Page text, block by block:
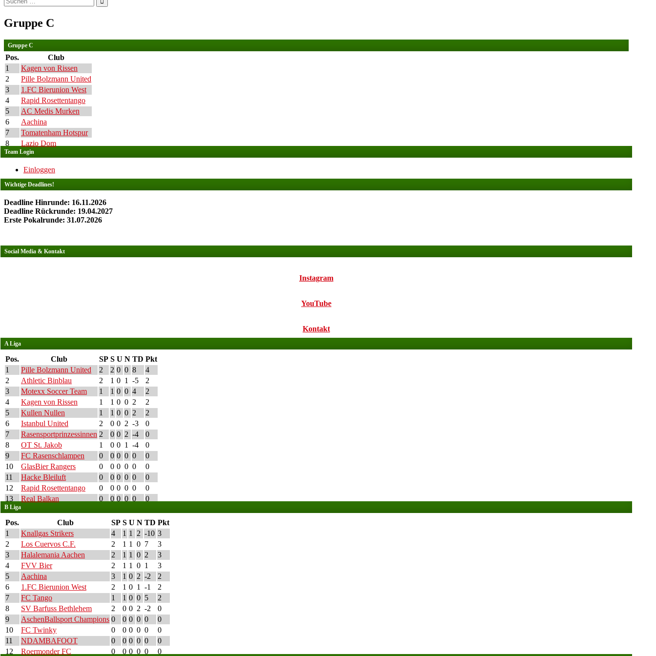
nach:
Gruppe C
Gruppe C
Pos.
Club
1
Kagen von Rissen
2
Pille Bolzmann United
3
1.FC Bierunion West
4
Rapid Rosettentango
5
AC Medis Murken
6
Aachina
7
Tomatenham Hotspur
8
Lazio Dom
Team Login
Einloggen
Wichtige Deadlines!
Deadline Hinrunde: 16.11.2026
Deadline Rückrunde: 19.04.2027
Erste Pokalrunde: 31.07.2026
Social Media & Kontakt
Instagram
YouTube
Kontakt
A Liga
Pos. Club SP S U N TD Pkt
1
Pille Bolzmann United 2 2 0 0 8
4
2
Athletic Binblau 2 1 0 1 -5
2
3
Motexx Soccer Team 1 1 0 0 4
2
4
Kagen von Rissen 1 1 0 0 2
2
5
Kullen Nullen 1 1 0 0 2
2
6
Istanbul United 2 0 0 2 -3
0
7
Rasensportprinzessinnen 2 0 0 2 -4
0
8
OT St. Jakob 1 0 0 1 -4
0
9
FC Rasenschlampen 0 0 0 0 0
0
10
GlasBier Rangers 0 0 0 0 0
0
11
Hacke Bleiluft 0 0 0 0 0
0
12
Rapid Rosettentango 0 0 0 0 0
0
13
Real Balkan 0 0 0 0 0 0
B Liga
Pos. Club SP S U N TD Pkt
1
Knallgas Strikers 4 1 1 2 -10 3
2
Los Cuervos C.F. 2 1 1 0 7
3
3
Halalemania Aachen 2 1 1 0 2
3
4
FVV Bier 2 1 1 0 1
3
5
Aachina 3 1 0 2 -2
2
6
1.FC Bierunion West 2 1 0 1 -1
2
7
FC Tango 1 1 0 0 5
2
8
SV Barfuss Bethlehem 2 0 0 2 -2
0
9
AschenBallsport Champions 0 0 0 0 0
0
10
FC Twinky 0 0 0 0 0
0
11
NDAMBAFOOT 0 0 0 0 0
0
12
Roermonder FC 0 0 0 0 0 0